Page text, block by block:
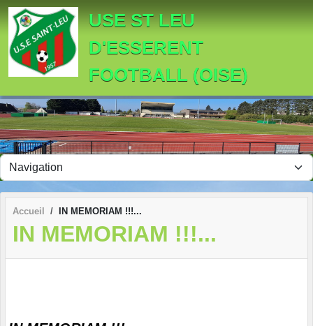
USE ST LEU
D'ESSERENT
FOOTBALL (OISE)
Accueil IN MEMORIAM !!!...
IN MEMORIAM !!!...
Panneau de gestion des cookies